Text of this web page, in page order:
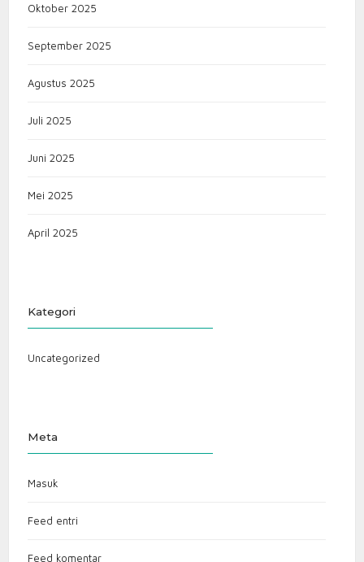
Oktober 2025
September 2025
Agustus 2025
Juli 2025
Juni 2025
Mei 2025
April 2025
Kategori
Uncategorized
Meta
Masuk
Feed entri
Feed komentar